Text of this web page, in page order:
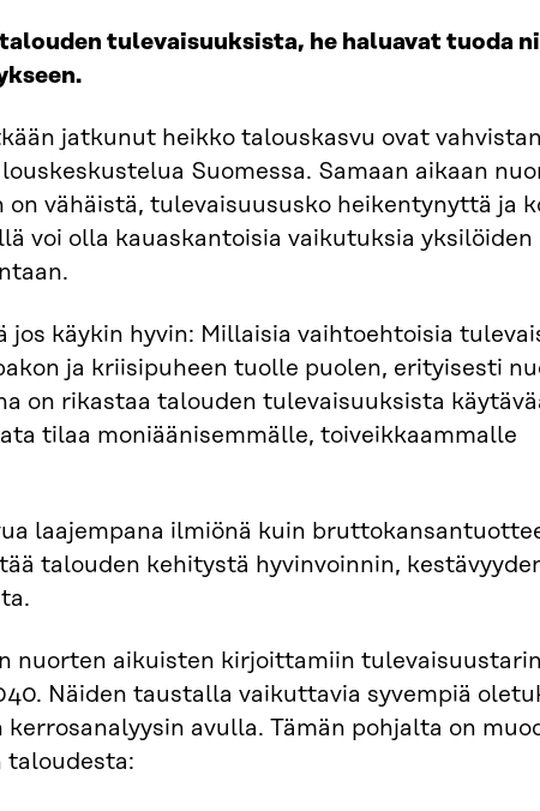
tulevaisuuksista, he haluavat tuoda
jatkunut heikko talouskasvu ovat
Suomessa. Samaan aikaan
vähäistä, tulevaisuususko heikentynyttä ja
voi olla kauaskantoisia vaikutuksia yksilöiden
käykin hyvin: Millaisia vaihtoehtoisia
ja kriisipuheen tuolle puolen, erityisesti
on rikastaa talouden tulevaisuuksista
tilaa moniäänisemmälle, toiveikkaammalle
laajempana ilmiönä kuin
talouden kehitystä hyvinvoinnin,
nuorten aikuisten kirjoittamiin
Näiden taustalla vaikuttavia syvempiä
avulla. Tämän pohjalta on
taloudesta: